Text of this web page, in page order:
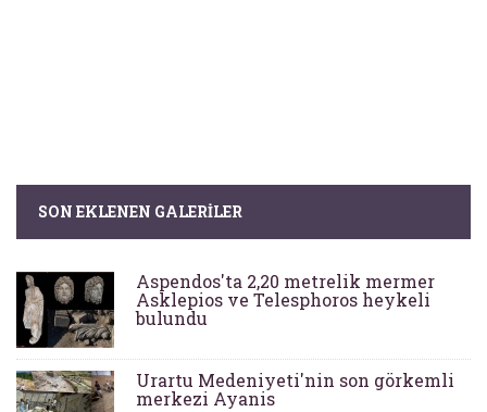
SON EKLENEN GALERILER
Aspendos'ta 2,20 metrelik mermer
Asklepios ve Telesphoros heykeli
bulundu
Urartu Medeniyeti'nin son görkemli
merkezi Ayanis